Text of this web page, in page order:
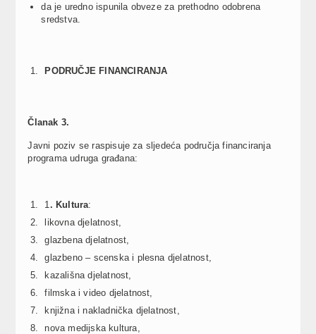
da je uredno ispunila obveze za prethodno odobrena
sredstva.
PODRUČJE FINANCIRANJA
Č lanak 3.
Javni poziv se raspisuje za sljedeća područja financiranja
programa udruga građana:
1 . Kultura:
likovna djelatnost,
glazbena djelatnost,
glazbeno – scenska i plesna djelatnost,
kazališna djelatnost,
filmska i video djelatnost,
knjižna i nakladnička djelatnost,
nova medijska kultura,